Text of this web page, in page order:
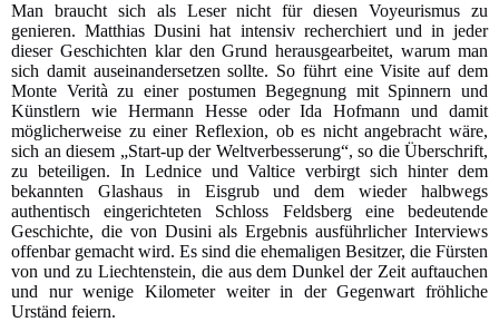
Man braucht sich als Leser nicht für diesen Voyeurismus zu
genieren. Matthias Dusini hat intensiv recherchiert und in jeder
dieser Geschichten klar den Grund herausgearbeitet, warum man
sich damit auseinandersetzen sollte. So führt eine Visite auf dem
Monte Verità zu einer postumen Begegnung mit Spinnern und
Künstlern wie Hermann Hesse oder Ida Hofmann und damit
möglicherweise zu einer Reflexion, ob es nicht angebracht wäre,
sich an diesem „Start-up der Weltverbesserung“, so die Überschrift,
zu beteiligen. In Lednice und Valtice verbirgt sich hinter dem
bekannten Glashaus in Eisgrub und dem wieder halbwegs
authentisch eingerichteten Schloss Feldsberg eine bedeutende
Geschichte, die von Dusini als Ergebnis ausführlicher Interviews
offenbar gemacht wird. Es sind die ehemaligen Besitzer, die Fürsten
von und zu Liechtenstein, die aus dem Dunkel der Zeit auftauchen
und nur wenige Kilometer weiter in der Gegenwart fröhliche
Urständ feiern.